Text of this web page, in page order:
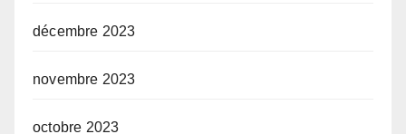
décembre 2023
novembre 2023
octobre 2023